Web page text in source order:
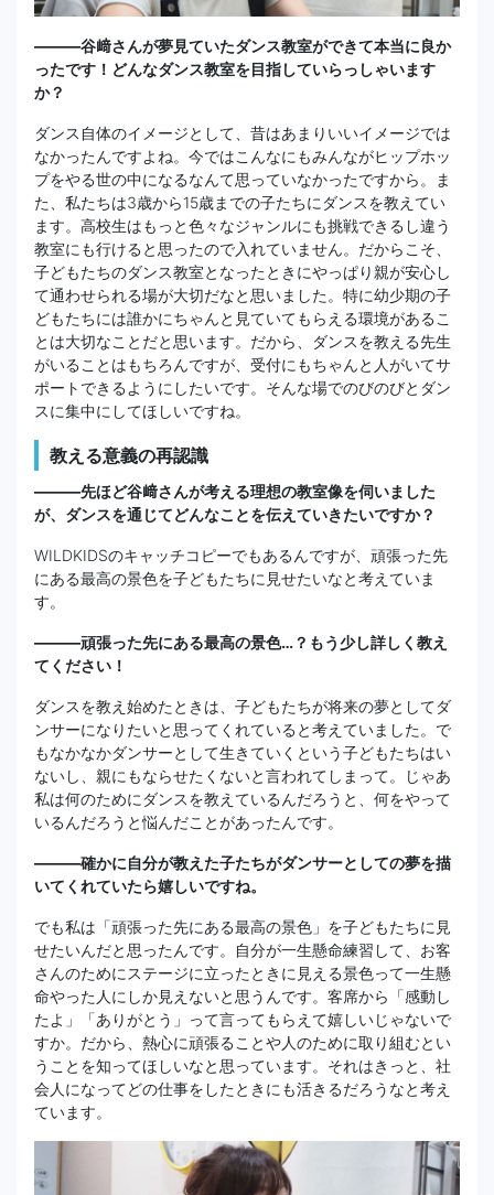
―――谷﨑さんが夢見ていたダンス教室ができて本当に良か
ったです！どんなダンス教室を目指していらっしゃいます
か？
ダンス自体のイメージとして、昔はあまりいいイメージでは
なかったんですよね。今ではこんなにもみんながヒップホッ
プをやる世の中になるなんて思っていなかったですから。ま
た、私たちは3歳から15歳までの子たちにダンスを教えてい
ます。高校生はもっと色々なジャンルにも挑戦できるし違う
教室にも行けると思ったので入れていません。だからこそ、
子どもたちのダンス教室となったときにやっぱり親が安心し
て通わせられる場が大切だなと思いました。特に幼少期の子
どもたちには誰かにちゃんと見ていてもらえる環境があるこ
とは大切なことだと思います。だから、ダンスを教える先生
がいることはもちろんですが、受付にもちゃんと人がいてサ
ポートできるようにしたいです。そんな場でのびのびとダン
スに集中にしてほしいですね。
教える意義の再認識
―――先ほど谷﨑さんが考える理想の教室像を伺いました
が、ダンスを通じてどんなことを伝えていきたいですか？
WILDKIDSのキャッチコピーでもあるんですが、頑張った先
にある最高の景色を子どもたちに見せたいなと考えていま
す。
―――頑張った先にある最高の景色…？もう少し詳しく教え
てください！
ダンスを教え始めたときは、子どもたちが将来の夢としてダ
ンサーになりたいと思ってくれていると考えていました。で
もなかなかダンサーとして生きていくという子どもたちはい
ないし、親にもならせたくないと言われてしまって。じゃあ
私は何のためにダンスを教えているんだろうと、何をやって
いるんだろうと悩んだことがあったんです。
―――確かに自分が教えた子たちがダンサーとしての夢を描
いてくれていたら嬉しいですね。
でも私は「頑張った先にある最高の景色」を子どもたちに見
せたいんだと思ったんです。自分が一生懸命練習して、お客
さんのためにステージに立ったときに見える景色って一生懸
命やった人にしか見えないと思うんです。客席から「感動し
たよ」「ありがとう」って言ってもらえて嬉しいじゃないで
すか。だから、熱心に頑張ることや人のために取り組むとい
うことを知ってほしいなと思っています。それはきっと、社
会人になってどの仕事をしたときにも活きるだろうなと考え
ています。